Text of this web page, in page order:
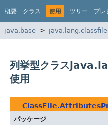
概要 クラス 使用 ツリー プレ
java.base java.lang.classfile
列挙型クラス
使用
パッケージ